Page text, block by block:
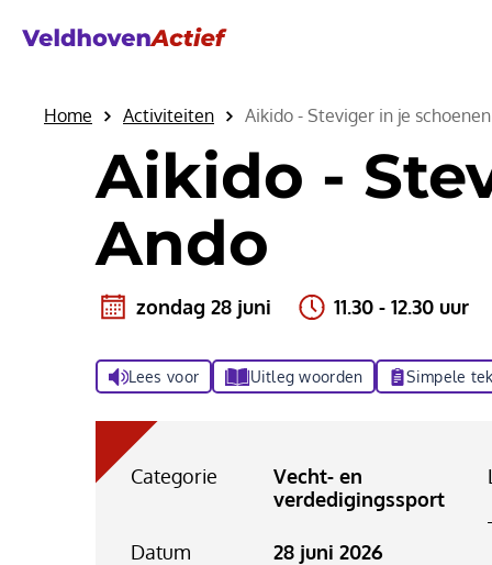
Home Activiteiten Aikido - Steviger in je
Aikido -
Ando
zondag 28 juni 11.30 - 12.30 uur
Lees voor Uitleg woorden Simpele
Categorie
Vecht- en
verdedigingssport
Datum 28 juni 2026